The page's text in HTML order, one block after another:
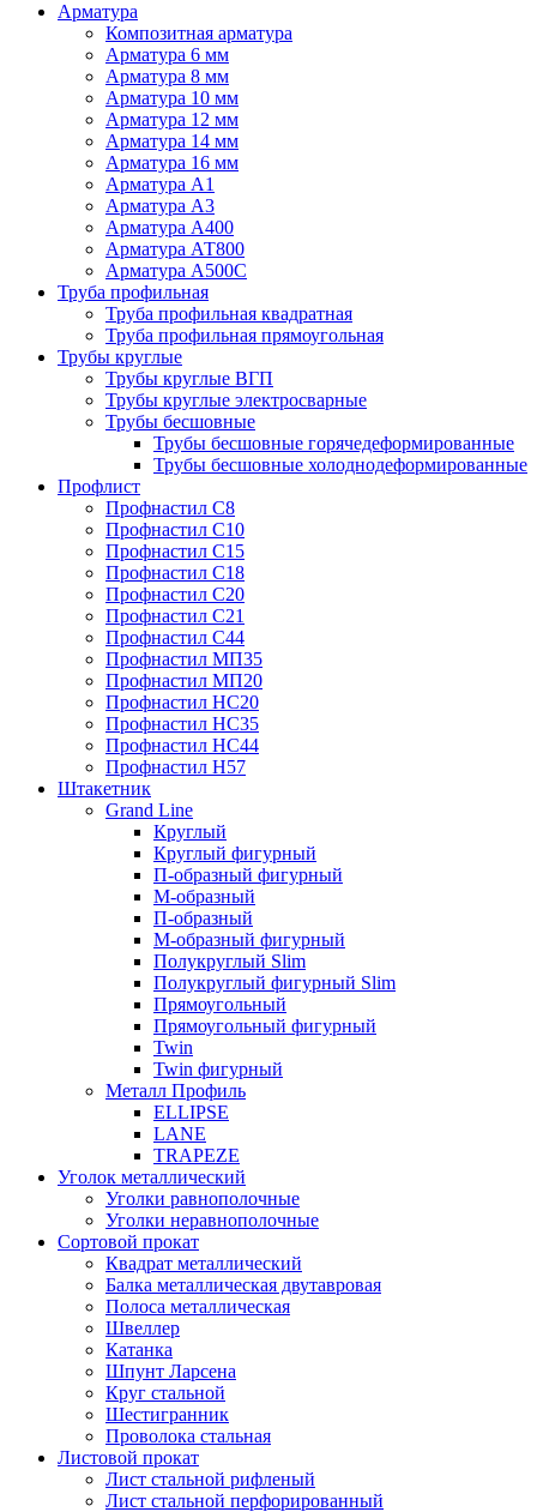
Арматура
Композитная арматура
Арматура 6 мм
Арматура 8 мм
Арматура 10 мм
Арматура 12 мм
Арматура 14 мм
Арматура 16 мм
Арматура А1
Арматура А3
Арматура А400
Арматура АТ800
Арматура А500С
Труба профильная
Труба профильная квадратная
Труба профильная прямоугольная
Трубы круглые
Трубы круглые ВГП
Трубы круглые электросварные
Трубы бесшовные
Трубы бесшовные горячедеформированные
Трубы бесшовные холоднодеформированные
Профлист
Профнастил С8
Профнастил С10
Профнастил С15
Профнастил С18
Профнастил С20
Профнастил С21
Профнастил С44
Профнастил МП35
Профнастил МП20
Профнастил НС20
Профнастил НС35
Профнастил НС44
Профнастил Н57
Штакетник
Grand Line
Круглый
Круглый фигурный
П-образный фигурный
М-образный
П-образный
М-образный фигурный
Полукруглый Slim
Полукруглый фигурный Slim
Прямоугольный
Прямоугольный фигурный
Twin
Twin фигурный
Металл Профиль
ELLIPSE
LАNE
TRAPEZE
Уголок металлический
Уголки равнополочные
Уголки неравнополочные
Сортовой прокат
Квадрат металлический
Балка металлическая двутавровая
Полоса металлическая
Швеллер
Катанка
Шпунт Ларсена
Круг стальной
Шестигранник
Проволока стальная
Листовой прокат
Лист стальной рифленый
Лист стальной перфорированный